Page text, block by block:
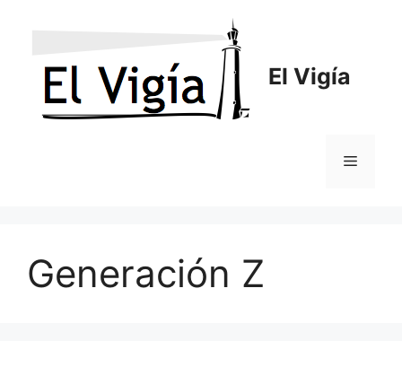
El Vigía
Menú
Generación Z